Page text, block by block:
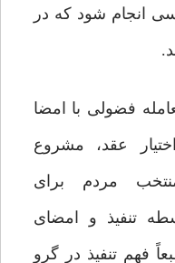
انجام شود که در
فضولی با امضا
عقد، مشروع
مردم برای
تنفیذ و امضای
فهم تنفیذ در گرو